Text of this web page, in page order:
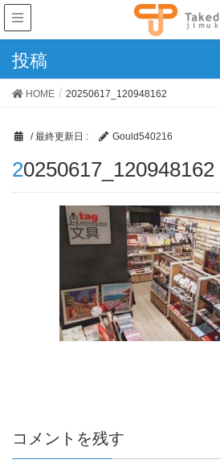
投稿
HOME 20250617_120948162
/ 最終更新日 : Gould540216
20250617_120948162
コメントを残す